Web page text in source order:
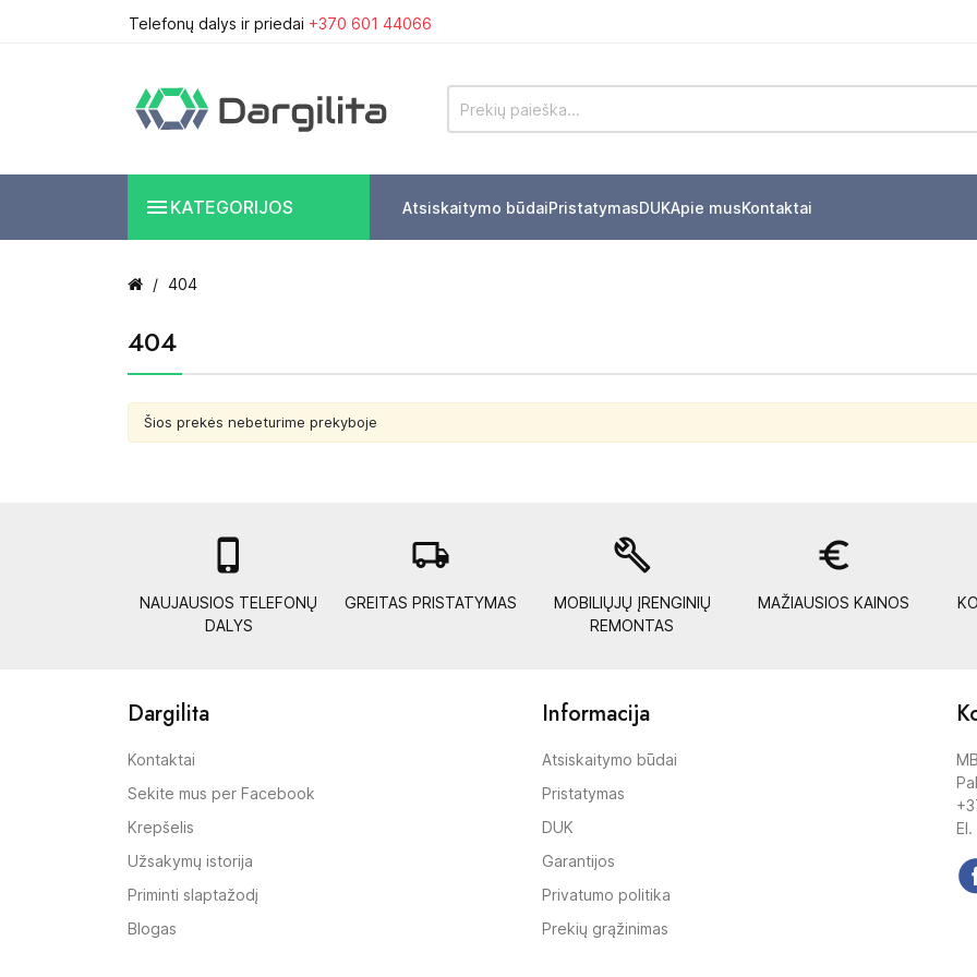
Telefonų dalys ir priedai +370 601 44066
 KATEGORIJOS Atsiskaitymo būdaiPristatymasDUKApie musKontaktai
404
404
Šios prekės nebeturime prekyboje

NAUJAUSIOS TELEFONŲ
DALYS
local_shipping
GREITAS PRISTATYMAS
build
MOBILIŲJŲ ĮRENGINIŲ
REMONTAS
euro_symbol
MAŽIAUSIOS KAINOS
Dargilita
Kontaktai
Sekite mus per Facebook
Krepšelis
Užsakymų istorija
Priminti slaptažodį
Blogas
Informacija
Atsiskaitymo būdai
Pristatymas
DUK
Garantijos
Privatumo politika
Prekių grąžinimas